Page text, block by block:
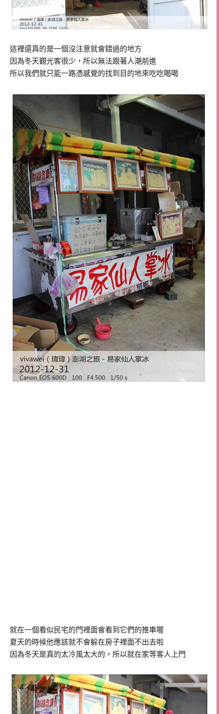
這裡還真的是一個沒注意就會錯過的地方
因為冬天觀光客很少，所以無法跟著人潮前進
所以我們就只能一路憑感覺的找到目的地來吃吃喝喝
就在一個看似民宅的門裡面會看到它們的推車喔
夏天的時候他應該就不會躲在房子裡面不出去啦
因為冬天是真的太冷風太大的，所以就在家等客人上門